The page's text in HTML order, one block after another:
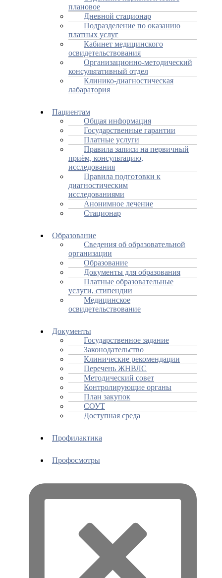
плановое
Дневной стационар
Подразделение по оказанию
платных услуг
Кабинет медицинского
освидетельствования
Организационно-методический
консультативный отдел
Клинико-диагностическая
лабаратория
Пациентам
Общая информация
Государственные гарантии
Платные услуги
Правила записи на первичный
приём, консультацию,
исследования
Правила подготовки к
диагностическим
исследованиями
Анонимное лечение
Стационар
Образование
Сведения об образовательной
организации
Образование
Документы для образования
Платные образовательные
услуги, стипендии
Медицинское
освидетельствование
Документы
Государственное задание
Законодательство
Клинические рекомендации
Перечень ЖНВЛС
Методический совет
Контролирующие органы
План закупок
СОУТ
Доступная среда
Профилактика
Профосмотры